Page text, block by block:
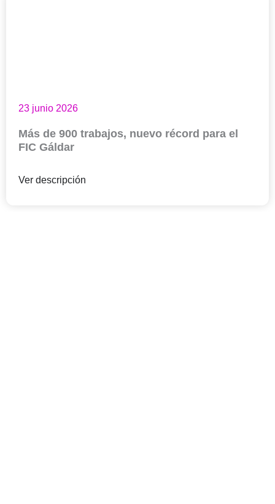
23 junio 2026
Más de 900 trabajos, nuevo récord para el
FIC Gáldar
Ver descripción